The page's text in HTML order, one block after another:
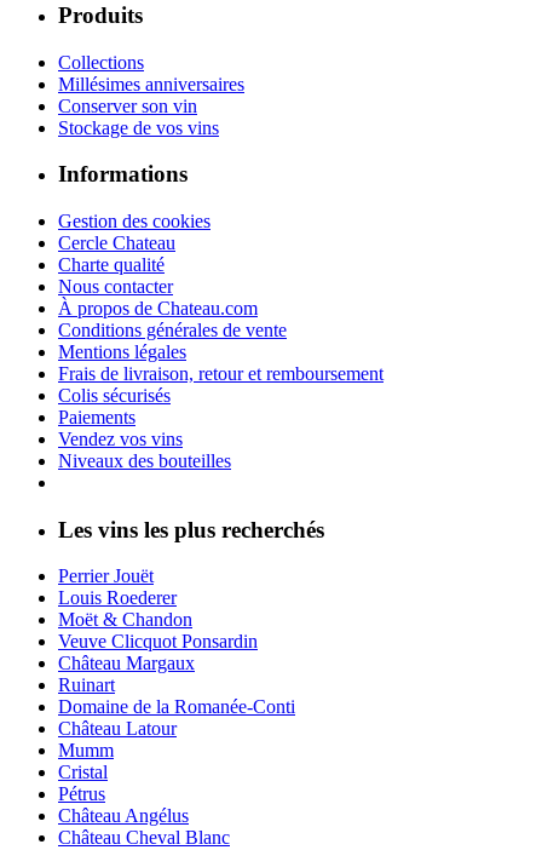
Produits
Collections
Millésimes anniversaires
Conserver son vin
Stockage de vos vins
Informations
Gestion des cookies
Cercle Chateau
Charte qualité
Nous contacter
À propos de Chateau.com
Conditions générales de vente
Mentions légales
Frais de livraison, retour et remboursement
Colis sécurisés
Paiements
Vendez vos vins
Niveaux des bouteilles
Les vins les plus recherchés
Perrier Jouët
Louis Roederer
Moët & Chandon
Veuve Clicquot Ponsardin
Château Margaux
Ruinart
Domaine de la Romanée-Conti
Château Latour
Mumm
Cristal
Pétrus
Château Angélus
Château Cheval Blanc